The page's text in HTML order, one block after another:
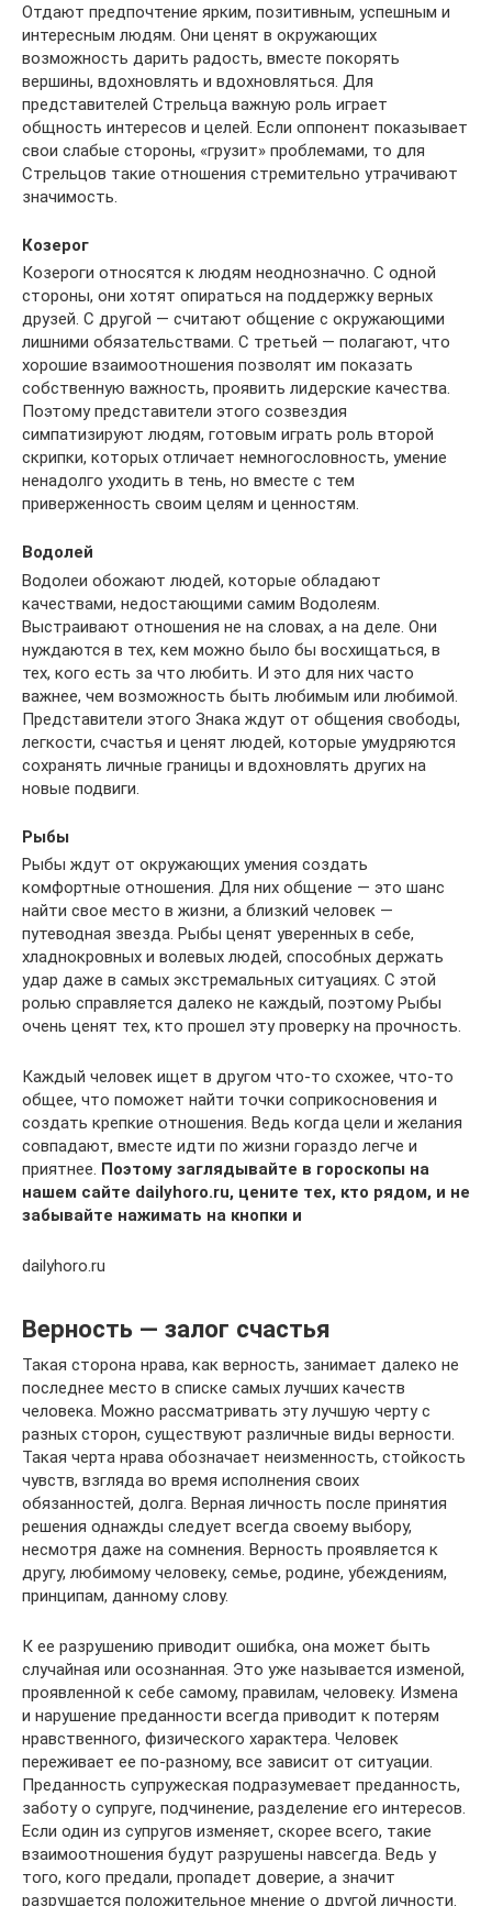
Отдают предпочтение ярким, позитивным, успешным и
интересным людям. Они ценят в окружающих
возможность дарить радость, вместе покорять
вершины, вдохновлять и вдохновляться. Для
представителей Стрельца важную роль играет
общность интересов и целей. Если оппонент показывает
свои слабые стороны, «грузит» проблемами, то для
Стрельцов такие отношения стремительно утрачивают
значимость.
Козерог
Козероги относятся к людям неоднозначно. С одной
стороны, они хотят опираться на поддержку верных
друзей. С другой — считают общение с окружающими
лишними обязательствами. С третьей — полагают, что
хорошие взаимоотношения позволят им показать
собственную важность, проявить лидерские качества.
Поэтому представители этого созвездия
симпатизируют людям, готовым играть роль второй
скрипки, которых отличает немногословность, умение
ненадолго уходить в тень, но вместе с тем
приверженность своим целям и ценностям.
Водолей
Водолеи обожают людей, которые обладают
качествами, недостающими самим Водолеям.
Выстраивают отношения не на словах, а на деле. Они
нуждаются в тех, кем можно было бы восхищаться, в
тех, кого есть за что любить. И это для них часто
важнее, чем возможность быть любимым или любимой.
Представители этого Знака ждут от общения свободы,
легкости, счастья и ценят людей, которые умудряются
сохранять личные границы и вдохновлять других на
новые подвиги.
Рыбы
Рыбы ждут от окружающих умения создать
комфортные отношения. Для них общение — это шанс
найти свое место в жизни, а близкий человек —
путеводная звезда. Рыбы ценят уверенных в себе,
хладнокровных и волевых людей, способных держать
удар даже в самых экстремальных ситуациях. С этой
ролью справляется далеко не каждый, поэтому Рыбы
очень ценят тех, кто прошел эту проверку на прочность.
Каждый человек ищет в другом что-то схожее, что-то
общее, что поможет найти точки соприкосновения и
создать крепкие отношения. Ведь когда цели и желания
совпадают, вместе идти по жизни гораздо легче и
приятнее. Поэтому заглядывайте в гороскопы на
нашем сайте dailyhoro.ru, цените тех, кто рядом, и не
забывайте нажимать на кнопки и
dailyhoro.ru
Верность — залог счастья
Такая сторона нрава, как верность, занимает далеко не
последнее место в списке самых лучших качеств
человека. Можно рассматривать эту лучшую черту с
разных сторон, существуют различные виды верности.
Такая черта нрава обозначает неизменность, стойкость
чувств, взгляда во время исполнения своих
обязанностей, долга. Верная личность после принятия
решения однажды следует всегда своему выбору,
несмотря даже на сомнения. Верность проявляется к
другу, любимому человеку, семье, родине, убеждениям,
принципам, данному слову.
К ее разрушению приводит ошибка, она может быть
случайная или осознанная. Это уже называется изменой,
проявленной к себе самому, правилам, человеку. Измена
и нарушение преданности всегда приводит к потерям
нравственного, физического характера. Человек
переживает ее по-разному, все зависит от ситуации.
Преданность супружеская подразумевает преданность,
заботу о супруге, подчинение, разделение его интересов.
Если один из супругов изменяет, скорее всего, такие
взаимоотношения будут разрушены навсегда. Ведь у
того, кого предали, пропадет доверие, а значит
разрушается положительное мнение о другой личности.